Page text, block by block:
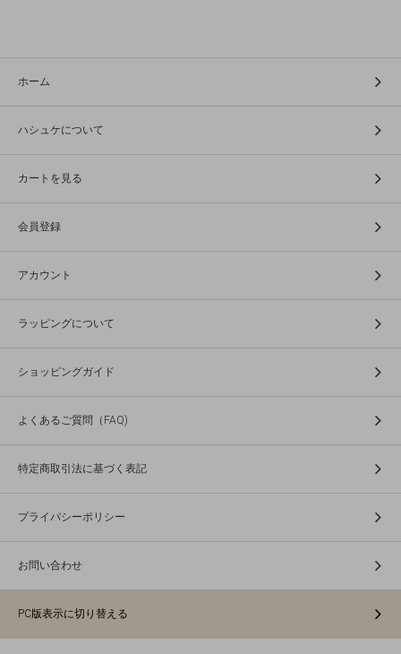
ホーム
ハシュケについて
カートを見る
会員登録
アカウント
ラッピングについて
ショッピングガイド
よくあるご質問（FAQ)
特定商取引法に基づく表記
プライバシーポリシー
お問い合わせ
PC版表示に切り替える